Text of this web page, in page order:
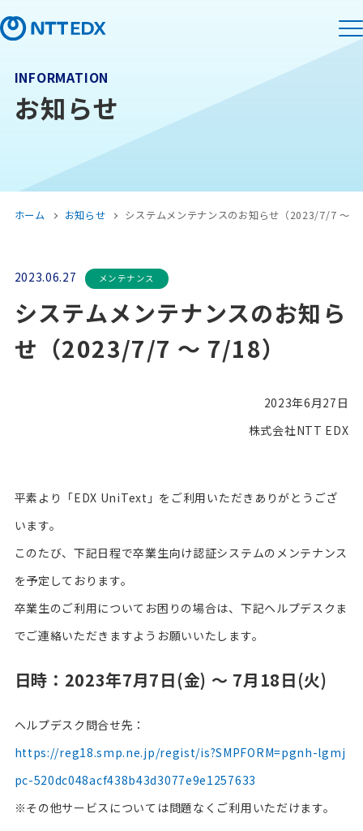
INFORMATION
お知らせ
ホーム お知らせ システムメンテナンスのお知らせ（2023/7/7 〜
2023.06.27 メンテナンス
システムメンテナンスのお知ら
せ（2023/7/7 〜 7/18）
2023年6月27日
株式会社NTT EDX
平素より「EDX UniText」をご利用いただきありがとうござ
います。
このたび、下記日程で卒業生向け認証システムのメンテナンス
を予定しております。
卒業生のご利用についてお困りの場合は、下記ヘルプデスクま
でご連絡いただきますようお願いいたします。
日時：2023年7月7日(金) 〜 7月18日(火)
ヘルプデスク問合せ先：
https://reg18.smp.ne.jp/regist/is?SMPFORM=pgnh-lgmj
pc-520dc048acf438b43d3077e9e1257633
※その他サービスについては問題なくご利用いただけます。